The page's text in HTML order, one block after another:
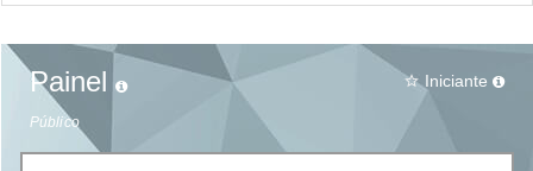
Painel
Público
star_border Iniciante